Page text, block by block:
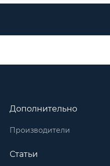
Дополнительно
Производители
Статьи